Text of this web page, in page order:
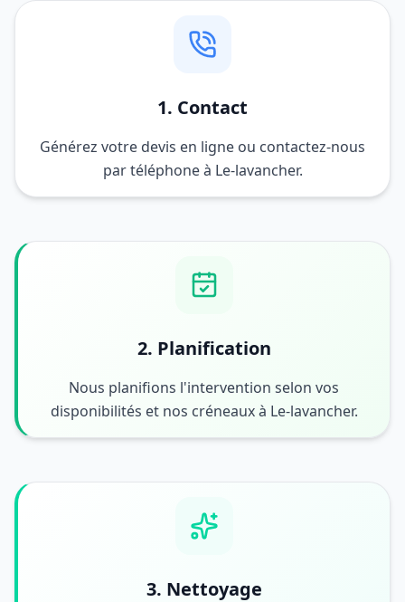
1. Contact
Générez votre devis en ligne ou contactez-nous
par téléphone à Le-lavancher.
2. Planification
Nous planifions l'intervention selon vos
disponibilités et nos créneaux à Le-lavancher.
3. Nettoyage